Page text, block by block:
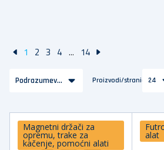
1 2 3 4 ... 14
Podrazumevano Proizvodi/stranica24
Magnetni držači za
opremu, trake za
kačenje, pomoćni alati
alat